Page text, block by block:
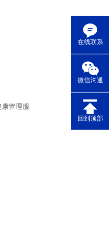
在线联系
微信沟通
回到顶部
管理服